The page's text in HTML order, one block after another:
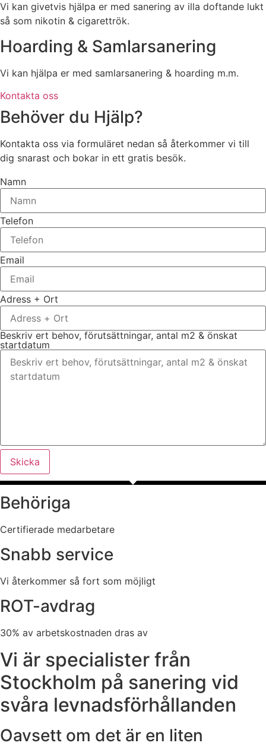
Vi kan givetvis hjälpa er med sanering av illa doftande lukt
så som nikotin & cigarettrök.
Hoarding & Samlarsanering
Vi kan hjälpa er med samlarsanering & hoarding m.m.
Kontakta oss
Behöver du Hjälp?
Kontakta oss via formuläret nedan så återkommer vi till
dig snarast och bokar in ett gratis besök.
Namn
Telefon
Email
Adress + Ort
Beskriv ert behov, förutsättningar, antal m2 & önskat
startdatum
Skicka
Behöriga
Certifierade medarbetare
Snabb service
Vi återkommer så fort som möjligt
ROT-avdrag
30% av arbetskostnaden dras av
Vi är specialister från
Stockholm på sanering vid
svåra levnadsförhållanden
Oavsett om det är en liten